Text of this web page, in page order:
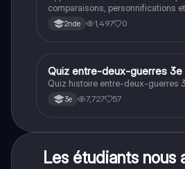
comparaisons, personnifications
des phrases simples.
2nde 1,497 0
QHistoire
Quiz entre-deux-guerres 3e
Quiz histoire entre-deux-guerres
3e 7,727 57
Les étudiants